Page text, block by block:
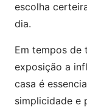
escolha
dia.
Em tempos de
exposição a
casa é
simplicidade e